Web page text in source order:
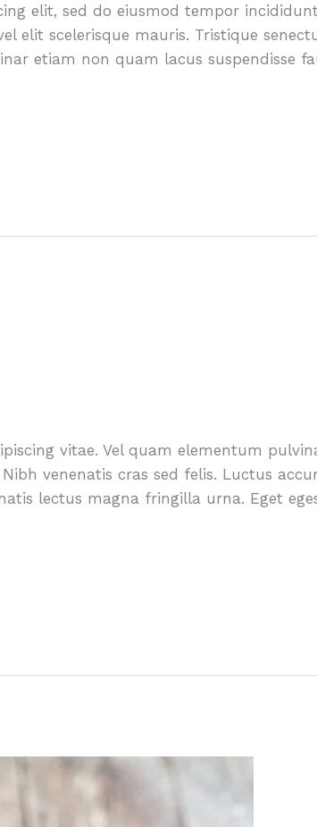
elit, sed do eiusmod tempor
elit scelerisque mauris. Tristique
etiam non quam lacus suspendisse
vitae. Vel quam elementum
venenatis cras sed felis. Luctus
lectus magna fringilla urna. Eget